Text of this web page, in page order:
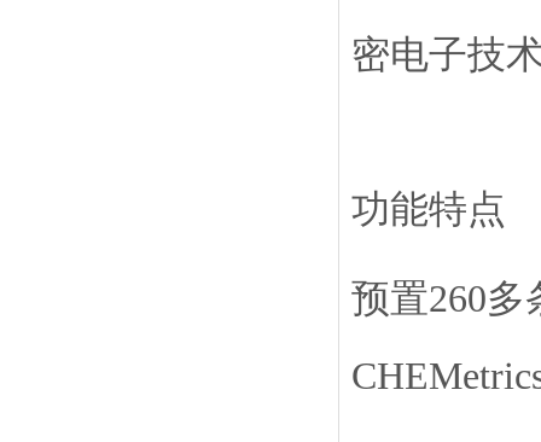
密电子技
功能特点
预置260多